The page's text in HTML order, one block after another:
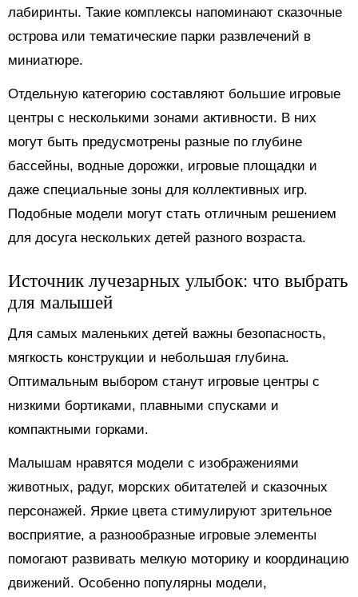
лабиринты. Такие комплексы напоминают сказочные
острова или тематические парки развлечений в
миниатюре.
Отдельную категорию составляют большие игровые
центры с несколькими зонами активности. В них
могут быть предусмотрены разные по глубине
бассейны, водные дорожки, игровые площадки и
даже специальные зоны для коллективных игр.
Подобные модели могут стать отличным решением
для досуга нескольких детей разного возраста.
Источник лучезарных улыбок: что выбрать
для малышей
Для самых маленьких детей важны безопасность,
мягкость конструкции и небольшая глубина.
Оптимальным выбором станут игровые центры с
низкими бортиками, плавными спусками и
компактными горками.
Малышам нравятся модели с изображениями
животных, радуг, морских обитателей и сказочных
персонажей. Яркие цвета стимулируют зрительное
восприятие, а разнообразные игровые элементы
помогают развивать мелкую моторику и координацию
движений. Особенно популярны модели,